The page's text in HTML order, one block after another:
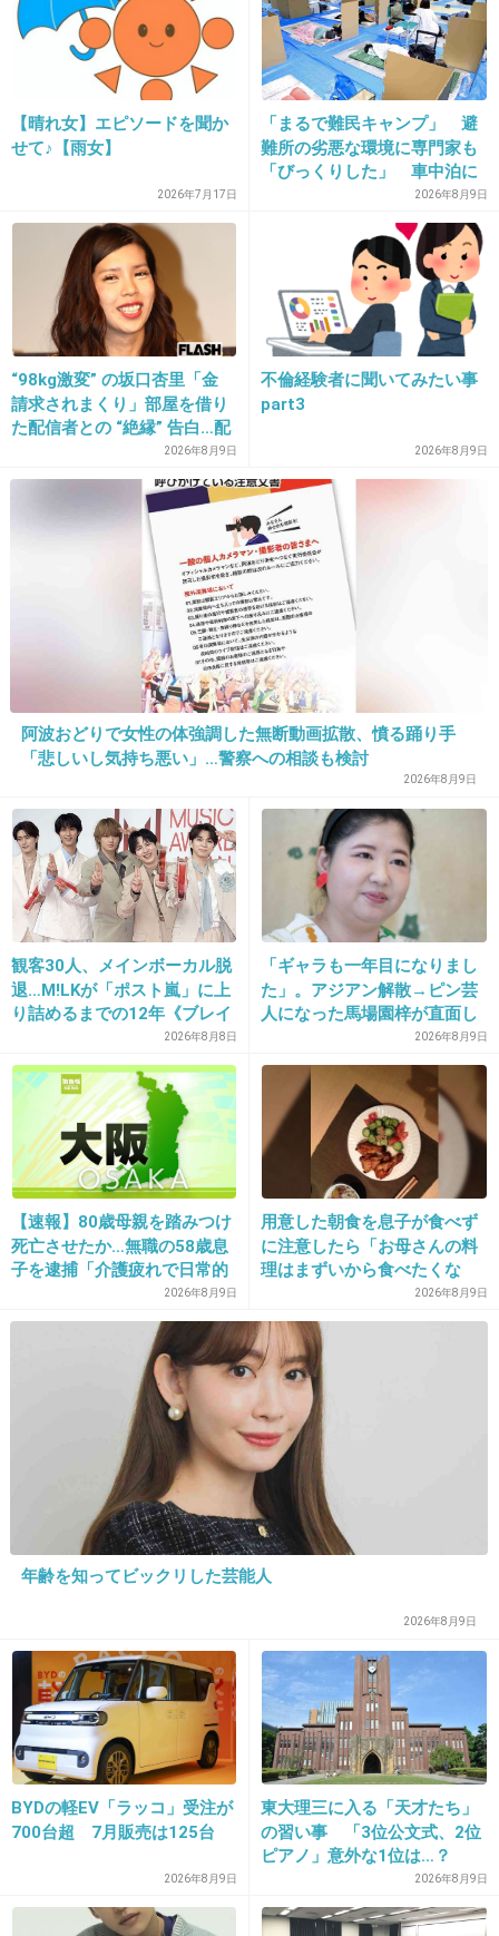
漫画とかに出てくるキャラクターみたいな人で
すよね
+14 -0
「栄養があるサプリとか食べもの、処方箋なん
て大嫌い。体にいい食物はおいしいんですか？
それよりも世の中には興味がつきないものがた
くさんある。知らないことに近づいていくと、
いつしか若返っていますね」
＞
+22
16. 匿名 2013/04/04(木) 21:01:47
出典：articleimage.nicoblomaga.jp
+31 -0
2013/04/04(木) 21:02:22
どうしてもこの漫画思い出すｗｗ
出典：blog-imgs-53.fc2.com
+31 -1
この人がやってた事って
テレビ局とのコラボと自己満の動物虐待行為だよ。
+11
2013/04/04(木) 21:02:32
ムツゴロウさん、東大卒なんだね
20. 匿名2013/04/04(木) 21:03:29
さかなくんは魚食べるけど、ムツゴロウさんは牛肉とか豚
肉とか
食べるんですかね。普段の食事がきになるｗ
+2 -3
21. 匿名2013/04/04(木) 21:04:04
【晴れ女】エピソードを聞か
せて♪【雨女】
2026年7月17日
「まるで難民キャンプ」 避
難所の劣悪な環境に専門家も
「びっくりした」 車中泊に
もリスクが 「熱したフライ
パンに飛び込むようなもの」
2026年8月9日
“98kg激変” の坂口杏里「金
請求されまくり」部屋を借り
た配信者との “絶縁” 告白…配
信者側は「逃げられた」荷物
放置に怒り心頭
2026年8月9日
不倫経験者に聞いてみたい事
part3
2026年8月9日
阿波おどりで女性の体強調した無断動画拡散、憤る踊り手
「悲しいし気持ち悪い」…警察への相談も検討
2026年8月9日
観客30人、メインボーカル脱
退…M!LKが「ポスト嵐」に上
り詰めるまでの12年《ブレイ
2026年8月8日
「ギャラも一年目になりまし
た」。アジアン解散→ピン芸
人になった馬場園梓が直面し
た現実、そして携える芸人と
しての矜持
2026年8月9日
【速報】80歳母親を踏みつけ
死亡させたか…無職の58歳息
子を逮捕「介護疲れで日常的
に暴行」肋骨８本折れ体には
多数の痕 大阪・岬町
2026年8月9日
用意した朝食を息子が食べず
に注意したら「お母さんの料
理はまずいから食べたくな
い」と…「まずいなら食べな
くていい。今後は自分で食事
を用意しなさい。お金は渡
す」と言った話が議論に
2026年8月9日
年齢を知ってビックリした芸能人
2026年8月9日
BYDの軽EV「ラッコ」受注が
700台超 7月販売は125台
2026年8月9日
東大理三に入る「天才たち」
の習い事 「3位公文式、2位
ピアノ」意外な1位は…？
「3つぐらいの習い事は当た
り前、4つ以上の家庭も多
数」
2026年8月9日